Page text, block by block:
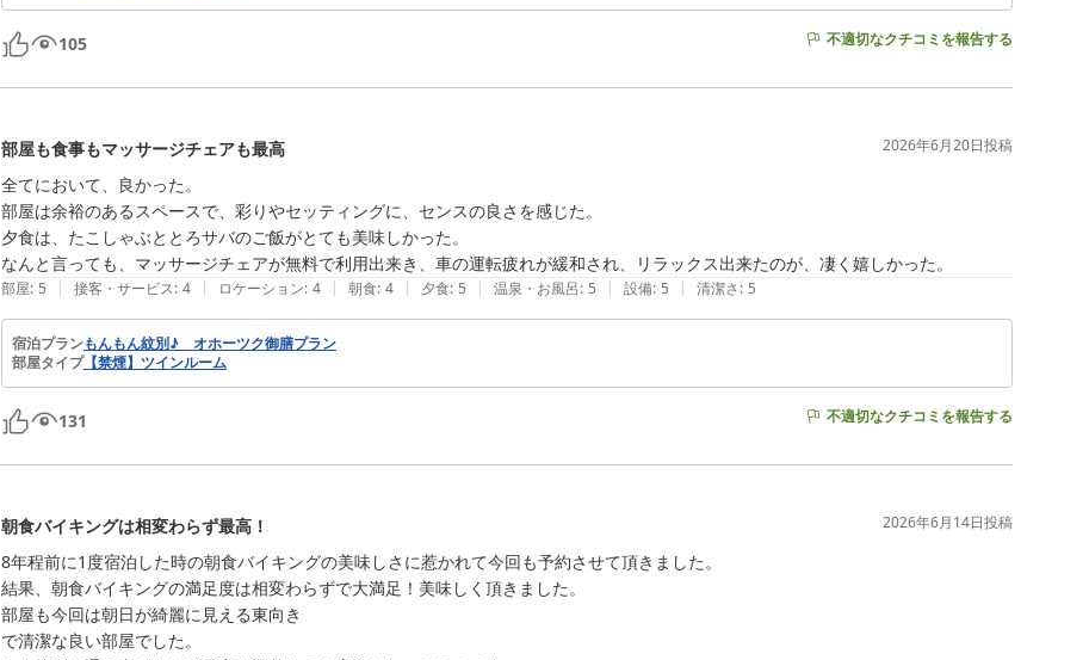
105 不適切なクチコミを報告する
部屋も食事もマッサージチェアも最高 2026年6月20日投稿
全てにおいて、良かった。
部屋は余裕のあるスペースで、彩りやセッティングに、センスの良さを感じた。
夕食は、たこしゃぶととろサバのご飯がとても美味しかった。
なんと言っても、マッサージチェアが無料で利用出来き、車の運転疲れが緩和され、リラックス出来たのが、凄く嬉しかった。
部屋: 5 | 接客・サービス: 4 | ロケーション: 4 | 朝食: 4 | 夕食: 5 | 温泉・お風呂: 5 | 設備: 5 | 清潔さ: 5
宿泊プランもんもん紋別♪ オホーツク御膳プラン
部屋タイプ【禁煙】ツインルーム
131 不適切なクチコミを報告する
朝食バイキングは相変わらず最高！ 2026年6月14日投稿
8年程前に1度宿泊した時の朝食バイキングの美味しさに惹かれて今回も予約させて頂きました。
結果、朝食バイキングの満足度は相変わらずで大満足！美味しく頂きました。
部屋も今回は朝日が綺麗に見える東向き
で清潔な良い部屋でした。